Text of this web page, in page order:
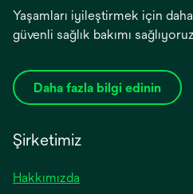
Yaşamları iyileştirmek için daha
güvenli sağlık bakımı sağlıyoruz
Daha fazla bilgi edinin
Şirketimiz
Hakkımızda